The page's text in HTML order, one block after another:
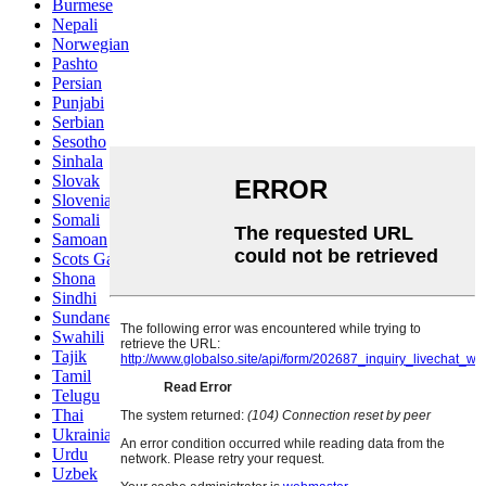
Burmese
Nepali
Norwegian
Pashto
Persian
Punjabi
Serbian
Sesotho
Sinhala
Slovak
Slovenian
Somali
Samoan
Scots Gaelic
Shona
Sindhi
Sundanese
Swahili
Tajik
Tamil
Telugu
Thai
Ukrainian
Urdu
Uzbek